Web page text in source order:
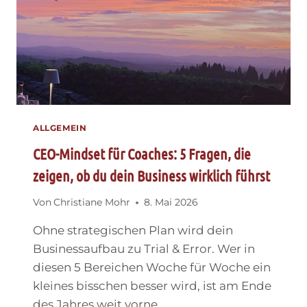
ALLGEMEIN
CEO-Mindset für Coaches: 5 Fragen, die
zeigen, ob du dein Business wirklich führst
VonChristiane Mohr 8. Mai 2026
Ohne strategischen Plan wird dein
Businessaufbau zu Trial & Error. Wer in
diesen 5 Bereichen Woche für Woche ein
kleines bisschen besser wird, ist am Ende